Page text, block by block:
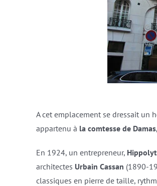
A cet emplacement se dressait
appartenu à la comtesse de
En 1924, un entrepreneur,
architectes Urbain Cassan (1890-
classiques en pierre de taille,